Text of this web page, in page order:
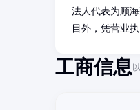
法人代表为顾
目外，凭营业
工商信息